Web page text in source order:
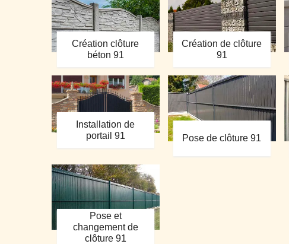
Création clôture
béton 91
Création de clôture
91
Installation de
portail 91
Pose de clôture 91
Pose et
changement de
clôture 91